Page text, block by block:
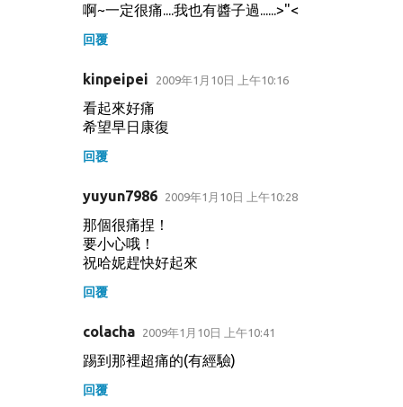
啊~一定很痛....我也有醬子過......>"<
回覆
kinpeipei 2009年1月10日 上午10:16
看起來好痛
希望早日康復
回覆
yuyun7986 2009年1月10日 上午10:28
那個很痛捏！
要小心哦！
祝哈妮趕快好起來
回覆
colacha 2009年1月10日 上午10:41
踢到那裡超痛的(有經驗)
回覆